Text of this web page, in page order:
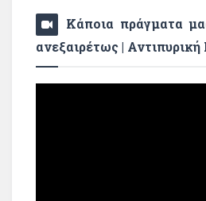
Κάποια πράγματα
ανεξαιρέτως |